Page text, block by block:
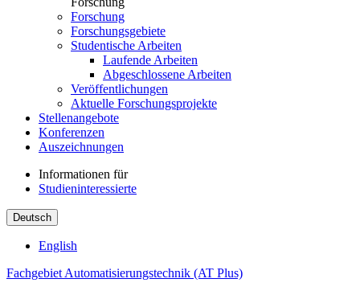
Forschung
Forschungsgebiete
Studentische Arbeiten
Laufende Arbeiten
Abgeschlossene Arbeiten
Veröffentlichungen
Aktuelle Forschungsprojekte
Stellenangebote
Konferenzen
Auszeichnungen
Informationen für
Studieninteressierte
Deutsch
English
Fachgebiet Automatisierungstechnik (AT Plus)